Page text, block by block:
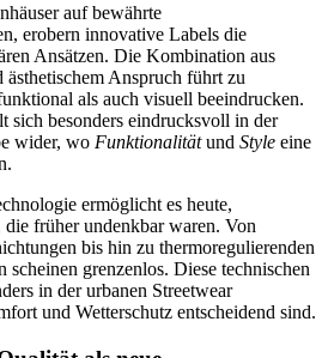
auf bewährte
erobern innovative Labels die
Ansätzen. Die Kombination aus
ästhetischem Anspruch führt zu
als auch visuell beeindrucken.
sich besonders eindrucksvoll in der
wider, wo Funktionalitätund Style eine
ermöglicht es heute,
früher undenkbar waren. Von
bis hin zu thermoregulierenden
grenzenlos. Diese technischen
in der urbanen Streetwear
und Wetterschutz entscheidend sind.